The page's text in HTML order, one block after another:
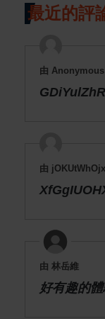
最近的評
由 Anonymous
由
由 林岳維
好有趣的